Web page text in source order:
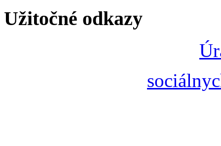
Užitočné odkazy